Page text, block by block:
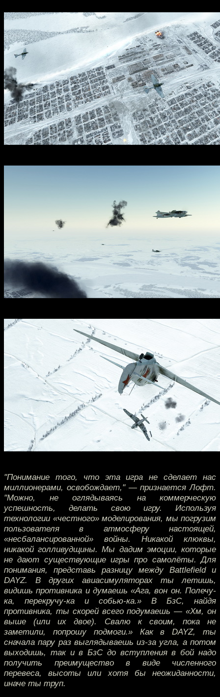
"Понимание того, что эта игра не сделает нас
миллионерами, освобождает," — признается Лофт.
"Можно, не оглядываясь на коммерческую
успешность, делать свою игру. Используя
технологии «честного» моделирования, мы погрузим
пользователя в атмосферу настоящей,
«несбалансированной» войны. Никакой клюквы,
никакой голливудщины. Мы дадим эмоции, которые
не дают существующие игры про самолёты. Для
понимания, представь разницу между Battlefield и
DAYZ. В других авиасимуляторах ты летишь,
видишь противника и думаешь «Ага, вон он. Полечу-
ка, перекручу-ка и собью-ка.» В БзС, найдя
противника, ты скорей всего подумаешь — «Хм, он
выше (или их двое). Свалю к своим, пока не
заметили, попрошу подмоги.» Как в DAYZ, ты
сначала пару раз выглядываешь из-за угла, а потом
выходишь, так и в БзС до вступления в бой надо
получить преимущество в виде численного
перевеса, высоты или хотя бы неожиданности,
иначе ты труп.